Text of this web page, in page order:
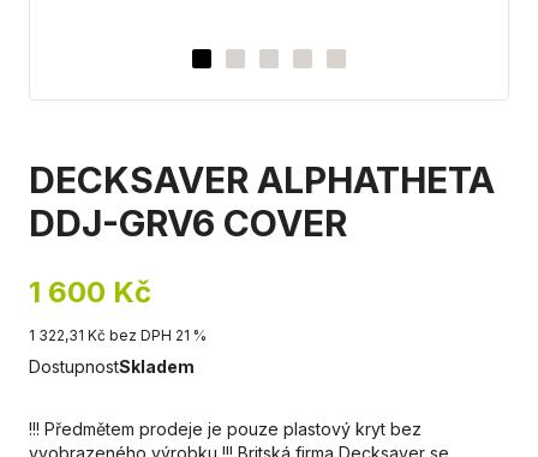
DECKSAVER ALPHATHETA
DDJ-GRV6 COVER
1 600 Kč
1 322,31 Kč bez DPH 21 %
DostupnostSkladem
!!! Předmětem prodeje je pouze plastový kryt bez
vyobrazeného výrobku !!! Britská firma Decksaver se